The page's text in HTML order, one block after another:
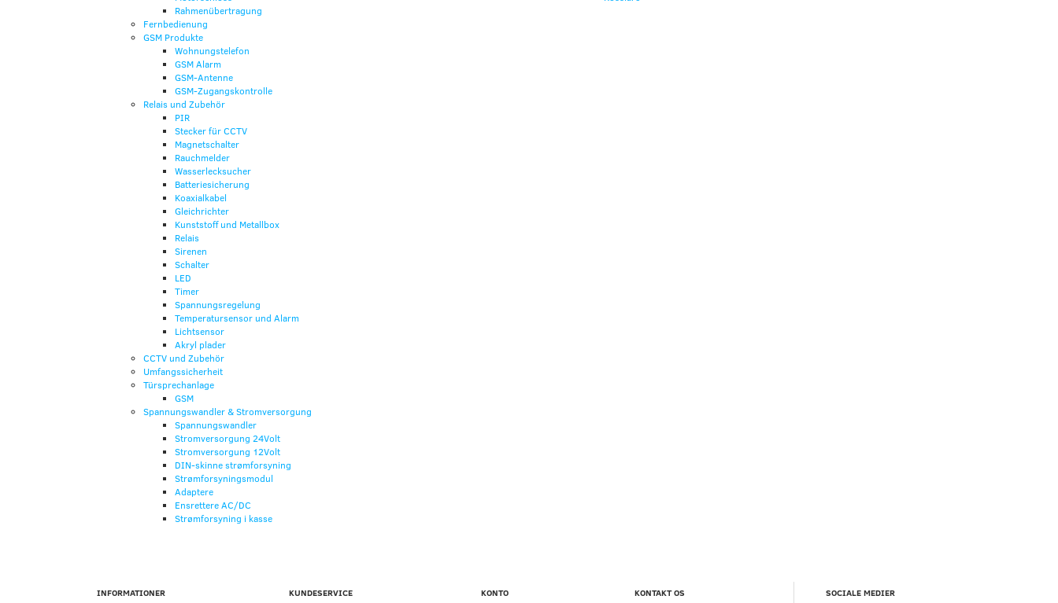
Rahmenübertragung
Fernbedienung
GSM Produkte
Wohnungstelefon
GSM Alarm
GSM-Antenne
GSM-Zugangskontrolle
Relais und Zubehör
PIR
Stecker für CCTV
Magnetschalter
Rauchmelder
Wasserlecksucher
Batteriesicherung
Koaxialkabel
Gleichrichter
Kunststoff und Metallbox
Relais
Sirenen
Schalter
LED
Timer
Spannungsregelung
Temperatursensor und Alarm
Lichtsensor
Akryl plader
CCTV und Zubehör
Umfangssicherheit
Türsprechanlage
GSM
Spannungswandler & Stromversorgung
Spannungswandler
Stromversorgung 24Volt
Stromversorgung 12Volt
DIN-skinne strømforsyning
Strømforsyningsmodul
Adaptere
Ensrettere AC/DC
Strømforsyning i kasse
INFORMATIONER KUNDESERVICE KONTO KONTAKT OS SOCIALE MEDIER